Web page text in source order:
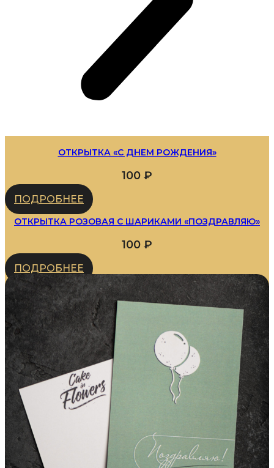
ОТКРЫТКА «С ДНЕМ РОЖДЕНИЯ»
100 ₽
ПОДРОБНЕЕ
ОТКРЫТКА РОЗОВАЯ С ШАРИКАМИ «ПОЗДРАВЛЯЮ»
100 ₽
ПОДРОБНЕЕ